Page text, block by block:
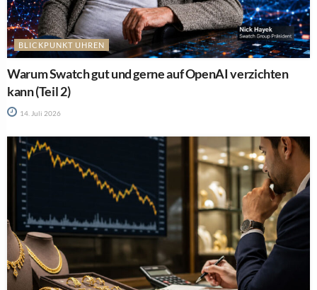
BLICKPUNKT UHREN
Warum Swatch gut und gerne auf OpenAI verzichten
kann (Teil 2)
14. Juli 2026